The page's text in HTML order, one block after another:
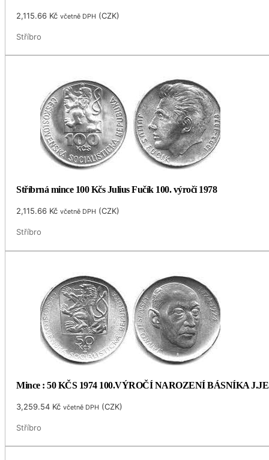
2,115.66 Kč včetně DPH (CZK)
Stříbro
Stříbrná mince 100 Kčs Julius Fučík 100. výročí 1978
2,115.66 Kč včetně DPH (CZK)
Stříbro
Mince : 50 KČS 1974 100.VÝROČÍ NAROZENÍ BÁSNÍKA
3,259.54 Kč včetně DPH (CZK)
Stříbro